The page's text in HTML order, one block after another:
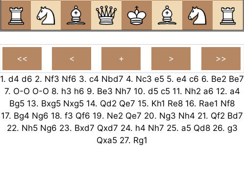
1. d4 d6 2. Nf3 Nf6 3. c4 Nbd7 4. Nc3 e5 5. e4 c6 6. Be2 Be7
7. O-O O-O 8. h3 h6 9. Be3 Nh7 10. d5 c5 11. Nh2 a6 12. a4
Bg5 13. Bxg5 Nxg5 14. Qd2 Qe7 15. Kh1 Re8 16. Rae1 Nf8
17. Bg4 Ng6 18. f3 Qf6 19. Ne2 Qe7 20. Ng3 Nh4 21. Qf2 Bd7
22. Nh5 Ng6 23. Bxd7 Qxd7 24. h4 Nh7 25. a5 Qd8 26. g3
Qxa5 27. Rg1